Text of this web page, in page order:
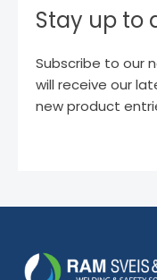
Stay up to
Subscribe to our
will receive our
new product